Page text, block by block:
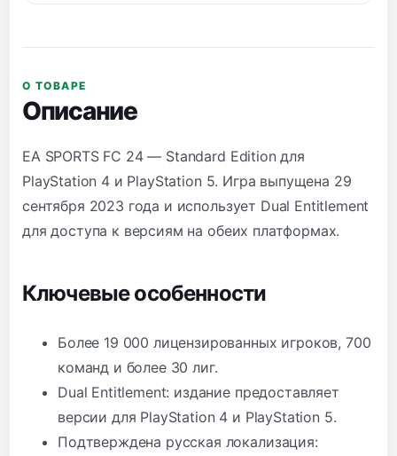
О ТОВАРЕ
Описание
EA SPORTS FC 24 — Standard Edition для
PlayStation 4 и PlayStation 5. Игра выпущена 29
сентября 2023 года и использует Dual Entitlement
для доступа к версиям на обеих платформах.
Ключевые особенности
Более 19 000 лицензированных игроков, 700
команд и более 30 лиг.
Dual Entitlement: издание предоставляет
версии для PlayStation 4 и PlayStation 5.
Подтверждена русская локализация: